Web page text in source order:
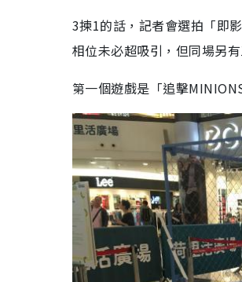
3揀1的話，記者會選拍「即
相位未必超吸引，但同場另
第一個遊戲是「追擊